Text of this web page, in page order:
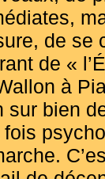
de se
de «
à
sur bien
fois